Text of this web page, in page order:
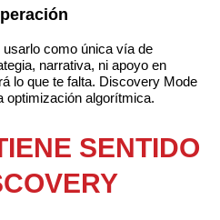
como única vía de
narrativa, ni apoyo en
lo que te falta. Discovery Mode
optimización algorítmica.
SENTIDO